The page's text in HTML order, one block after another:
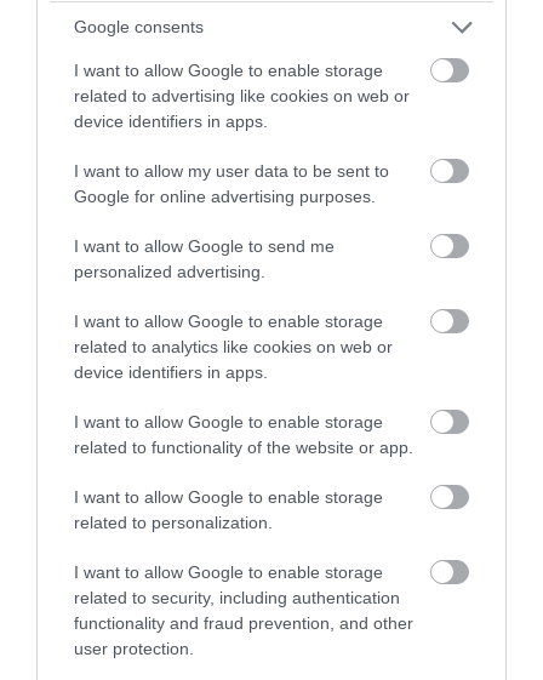
Google consents
I want to allow Google to enable storage
related to advertising like cookies on web or
device identifiers in apps.
I want to allow my user data to be sent to
Google for online advertising purposes.
I want to allow Google to send me
personalized advertising.
I want to allow Google to enable storage
related to analytics like cookies on web or
device identifiers in apps.
I want to allow Google to enable storage
related to functionality of the website or app.
I want to allow Google to enable storage
related to personalization.
I want to allow Google to enable storage
related to security, including authentication
functionality and fraud prevention, and other
user protection.
PRONEWS.GR /ΔΙΕΘΝΗΣ ΑΣΦΑΛΕΙΑ
Ιράν: «Φρένο» στο άνοιγμα των Στενών
του Ορμούζ – Ζητά αποζημιώσεις και
αποχώρηση των ΗΠΑ
08.08.2026 | 20:52
PRONEWS.GR /ΕΣΩΤΕΡΙΚΗ ΑΣΦΑΛΕΙΑ
Ρέθυμνο: Πέντε συλλήψεις για τον
ξυλοδαρμό 51χρονου Βρετανού